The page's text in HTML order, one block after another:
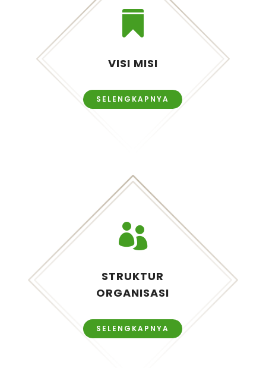

VISI MISI
SELENGKAPNYA

STRUKTUR
ORGANISASI
SELENGKAPNYA